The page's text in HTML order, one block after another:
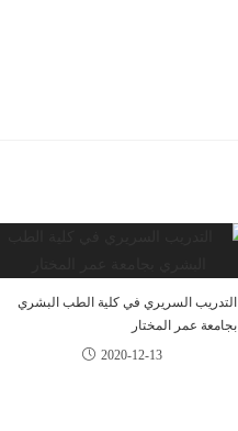
التدريب السريري في كلية الطب البشري
بجامعة عمر المختار
2020-12-13